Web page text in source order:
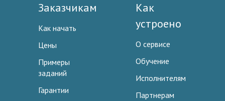
Заказчикам
Как начать
Цены
Примеры
заданий
Гарантии
Как
устроено
О сервисе
Обучение
Исполнителям
Партнерам